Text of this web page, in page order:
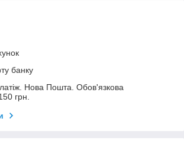
банку
Нова Пошта. Обов'язкова
грн.